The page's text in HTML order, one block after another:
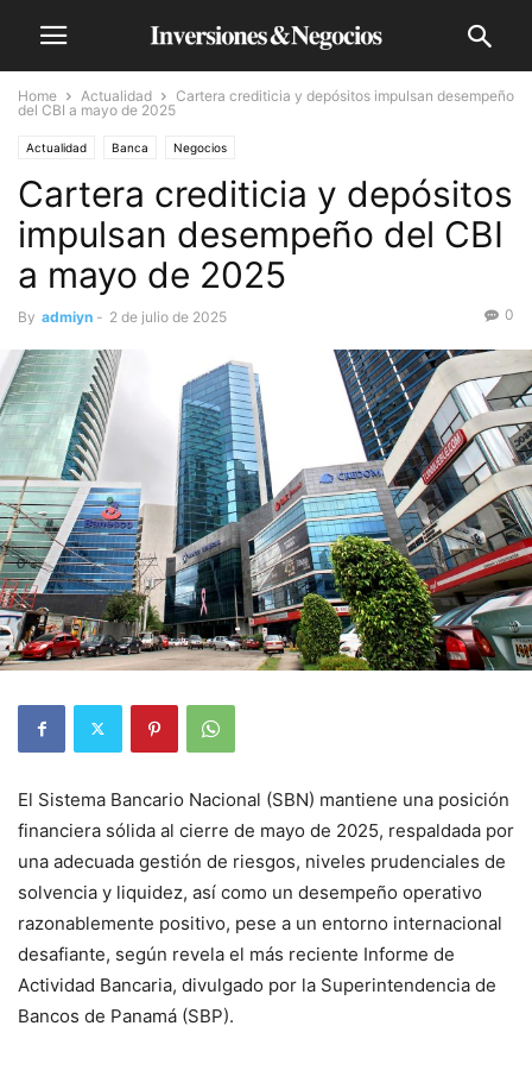
Home Actualidad
Cartera crediticia y depósitos impulsan desempeño
del CBI a mayo de 2025
Actualidad Banca Negocios
Cartera crediticia y depósitos
impulsan desempeño del CBI
a mayo de 2025
By admiyn - 2 de julio de 2025 0
El Sistema Bancario Nacional (SBN) mantiene una posición
financiera sólida al cierre de mayo de 2025, respaldada por
una adecuada gestión de riesgos, niveles prudenciales de
solvencia y liquidez, así como un desempeño operativo
razonablemente positivo, pese a un entorno internacional
desafiante, según revela el más reciente Informe de
Actividad Bancaria, divulgado por la Superintendencia de
Bancos de Panamá (SBP).